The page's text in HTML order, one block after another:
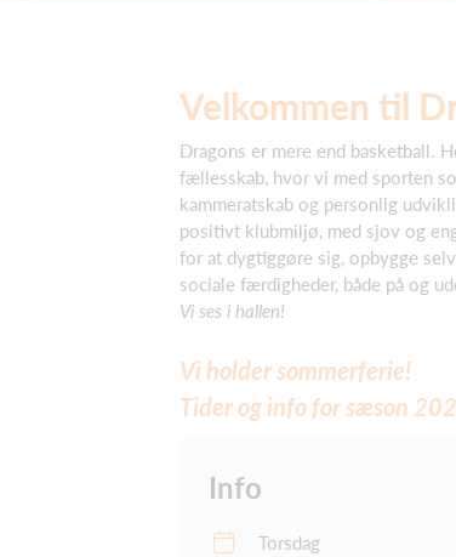
Velkommen til
Dragons er mere end basketball.
fællesskab, hvor vi med sporten
kammeratskab og personlig
positivt klubmiljø, med sjov og
for at dygtiggøre sig, opbygge
sociale færdigheder, både på og
Vi ses i hallen!
Vi holder sommerferie!
Tider og info for sæson
Info
Torsdag